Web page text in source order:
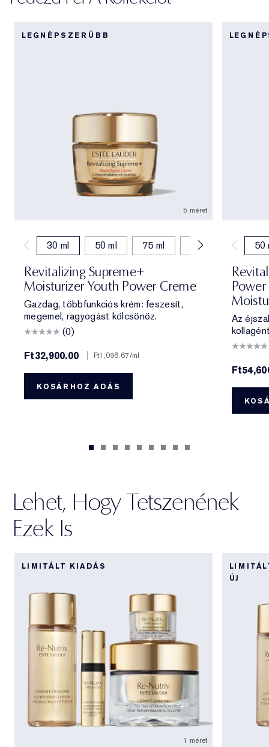
LEGNÉPSZERŰBB
5 méret
30 ml 50 ml 75 ml 15 ml 50 ml
Revitalizing Supreme+
Moisturizer Youth Power Creme
Gazdag, többfunkciós krém: feszesít,
megemel, ragyogást kölcsönöz.
(0)
Ft32,900.00
| Ft1,096.67/ml
KOSÁRHOZ ADÁS
50
Az
Lehet, Hogy Tetszenének
Ezek Is
LIMITÁLT KIADÁS
1 méret
ÚJ